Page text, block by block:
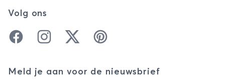
Volg ons
FacebookInstagramTwitter Pinterest
Meld je aan voor de nieuwsbrief